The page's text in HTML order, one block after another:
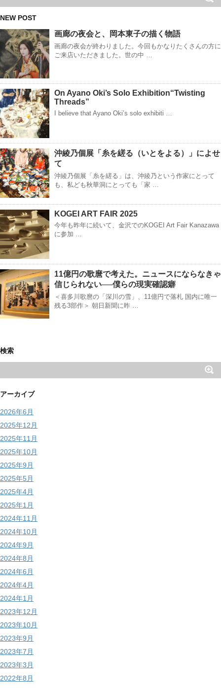
NEW POST
画廊の夜会と、岡本東子の描く物語
画廊の夜会が終わりました。今回もかなりたくさんの方に
ご来店いただきました。世の中 …
On Ayano Oki’s Solo Exhibition“Twisting
Threads”
I believe that Ayano Oki’s solo exhibiti …
沖綾乃個展「糸を縒る（いとをよる）」によせ
て
沖綾乃個展「糸を縒る」は、沖綾乃という作家にとって
も、私ども秋華洞にとっても「家 …
KOGEI ART FAIR 2025
今年も昨年に続いて、金沢でのKOGEI Art Fair Kanazawa
に参加 …
11億円の歌麿で考えた。ニュースにならなきゃ
信じられない──僕らの現実確認癖
＜喜多川歌麿の「深川の雪」、11億円で落札 国内に唯一
残る3部作＞ 朝日新聞に昨 …
検索
アーカイブ
2026年6月
2025年12月
2025年11月
2025年10月
2025年9月
2025年5月
2025年4月
2025年1月
2024年11月
2024年10月
2024年9月
2024年8月
2024年6月
2024年4月
2024年1月
2023年12月
2023年10月
2023年9月
2023年7月
2023年3月
2022年8月